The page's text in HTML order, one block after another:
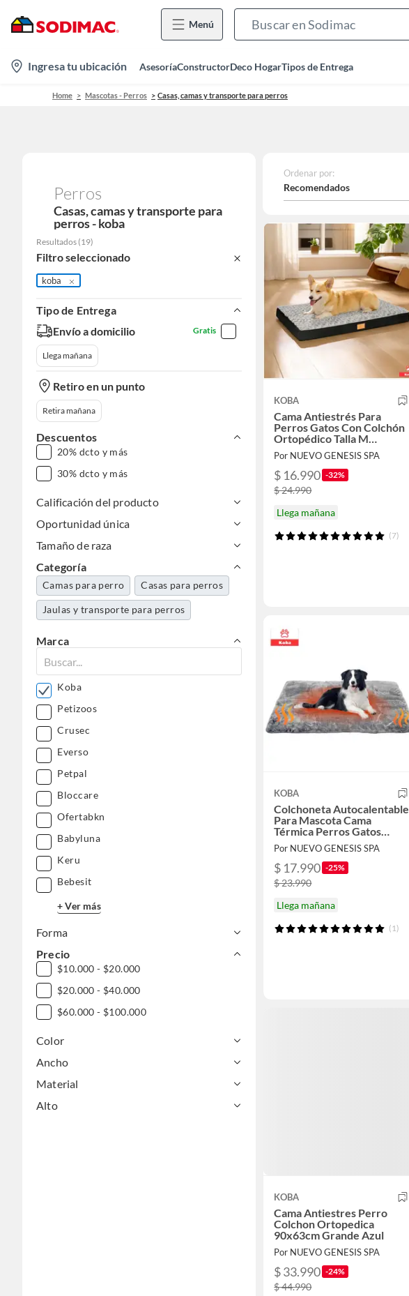
Menú
location-
icon
Ingresa tu ubicación AsesoríaConstructorDeco HogarTipos de Entrega
Home Mascotas - Perros Casas, camas y transporte para perros
Perros
Casas, camas y transporte para
perros - koba
Resultados (19)
Filtro seleccionado
koba
Tipo de Entrega
Envío a domicilio
Gratis
Llega mañana
Retiro en un punto
Retira mañana
Descuentos
20% dcto y más
30% dcto y más
Calificación del producto
Oportunidad única
Tamaño de raza
Categoría
Camas para perro Casas para perros
Jaulas y transporte para perros
Marca
Koba
Petizoos
Crusec
Everso
Petpal
Bloccare
Ofertabkn
Babyluna
Keru
Bebesit
+ Ver más
Forma
Precio
$10.000 - $20.000
$20.000 - $40.000
$60.000 - $100.000
Color
Ancho
Material
Alto
Ordenar por:
Recomendados
KOBA
Cama Antiestrés Para
Perros Gatos Con Colchón
Ortopédico Talla M
75x50cm Color Marengo
Con Negro
Por NUEVO GENESIS SPA
$ 16.990 -32%
$ 24.990
Llega mañana
(7)
KOBA
Colchoneta Autocalentable
Para Mascota Cama
Térmica Perros Gatos
Extragrande 112x72cm
Lavable
Por NUEVO GENESIS SPA
$ 17.990 -25%
$ 23.990
Llega mañana
(1)
KOBA
Cama Antiestres Perro
Colchon Ortopedica
90x63cm Grande Azul
Por NUEVO GENESIS SPA
$ 33.990 -24%
$ 44.990